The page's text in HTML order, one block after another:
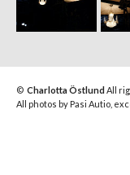
© Charlotta ÖstlundAll
All photos by Pasi Autio,